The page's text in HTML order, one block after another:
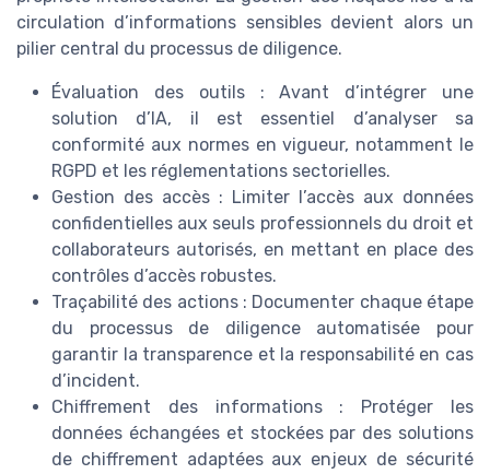
circulation d’informations sensibles devient alors un
pilier central du processus de diligence.
Évaluation des outils : Avant d’intégrer une
solution d’IA, il est essentiel d’analyser sa
conformité aux normes en vigueur, notamment le
RGPD et les réglementations sectorielles.
Gestion des accès : Limiter l’accès aux données
confidentielles aux seuls professionnels du droit et
collaborateurs autorisés, en mettant en place des
contrôles d’accès robustes.
Traçabilité des actions : Documenter chaque étape
du processus de diligence automatisée pour
garantir la transparence et la responsabilité en cas
d’incident.
Chiffrement des informations : Protéger les
données échangées et stockées par des solutions
de chiffrement adaptées aux enjeux de sécurité